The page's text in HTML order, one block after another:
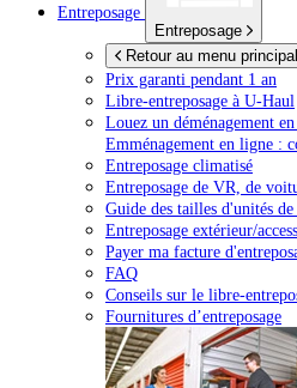
Entreposage
Entreposage
Retour au menu principal
Prix garanti pendant 1 an
Libre-entreposage à U-Haul
Louez un déménagement
Emménagement en ligne :
Entreposage climatisé
Entreposage de VR, de
Guide des tailles d'unités
Entreposage extérieur/
Payer ma facture
FAQ
Conseils sur le libre-
Fournitures d’entreposage